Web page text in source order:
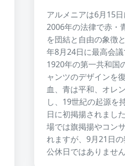
アルメニアは6月15日
2006年の法律で赤・
を団結と自由の象徴
年8月24日に最高会
1920年の第一共和国
ャンツのデザインを
血、青は平和、オレ
し、19世紀の起源を
日に初掲揚されまし
場では旗掲揚やコン
れますが、9月21日
公休日ではありません